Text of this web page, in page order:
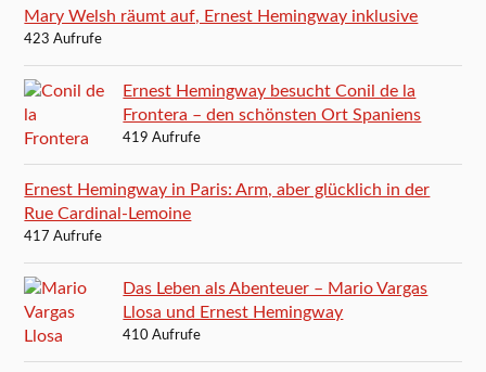
Mary Welsh räumt auf, Ernest Hemingway inklusive
423 Aufrufe
Ernest Hemingway besucht Conil de la
Frontera – den schönsten Ort Spaniens
419 Aufrufe
Ernest Hemingway in Paris: Arm, aber glücklich in der
Rue Cardinal-Lemoine
417 Aufrufe
Das Leben als Abenteuer – Mario Vargas
Llosa und Ernest Hemingway
410 Aufrufe